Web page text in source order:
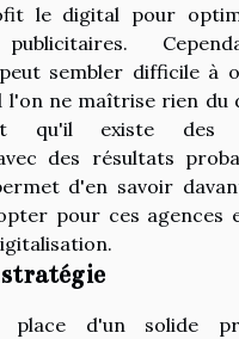
le digital pour
publicitaires.
sembler difficile à
l'on ne maîtrise rien du
qu'il existe des
des résultats
d'en savoir
pour ces agences
place d'un solide